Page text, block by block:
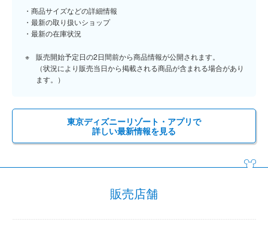
商品サイズなどの詳細情報
最新の取り扱いショップ
最新の在庫状況
販売開始予定日の2日間前から商品情報が公開されます。
（状況により販売当日から掲載される商品が含まれる場合があり
ます。）
東京ディズニーリゾート・アプリで
詳しい最新情報を見る
販売店舗